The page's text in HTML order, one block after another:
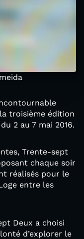
troisième édition
2 au 7 mai 2016.
Trente-sept
chaque soir
réalisés pour le
entre les
Deux a choisi
d’explorer le